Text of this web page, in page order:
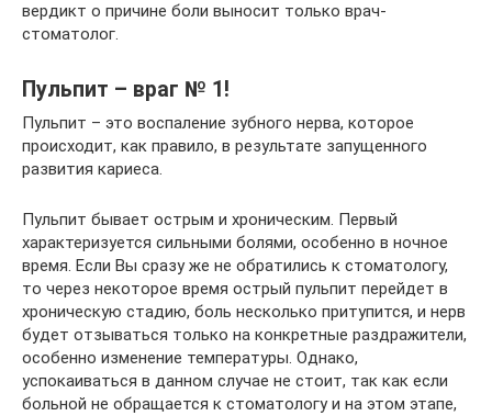
вердикт о причине боли выносит только врач-
стоматолог.
Пульпит – враг № 1!
Пульпит – это воспаление зубного нерва, которое
происходит, как правило, в результате запущенного
развития кариеса.
Пульпит бывает острым и хроническим. Первый
характеризуется сильными болями, особенно в ночное
время. Если Вы сразу же не обратились к стоматологу,
то через некоторое время острый пульпит перейдет в
хроническую стадию, боль несколько притупится, и нерв
будет отзываться только на конкретные раздражители,
особенно изменение температуры. Однако,
успокаиваться в данном случае не стоит, так как если
больной не обращается к стоматологу и на этом этапе,